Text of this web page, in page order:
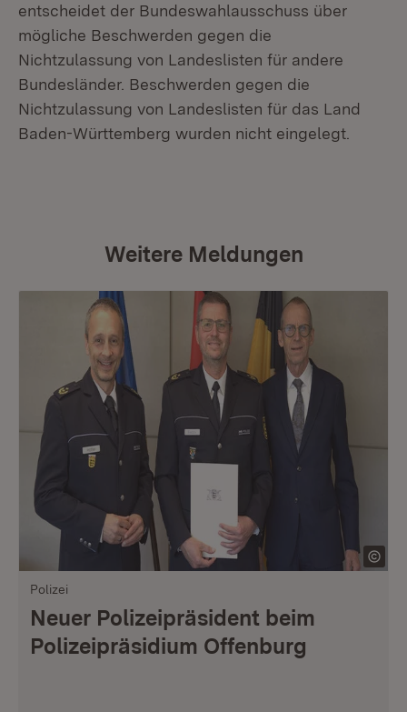
entscheidet der Bundeswahlausschuss über
mögliche Beschwerden gegen die
Nichtzulassung von Landeslisten für andere
Bundesländer. Beschwerden gegen die
Nichtzulassung von Landeslisten für das Land
Baden-Württemberg wurden nicht eingelegt.
Weitere Meldungen
Polizei
Neuer Polizeipräsident beim
Polizeipräsidium Offenburg